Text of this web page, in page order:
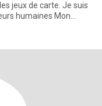
jeux de carte. Je suis
humaines Mon